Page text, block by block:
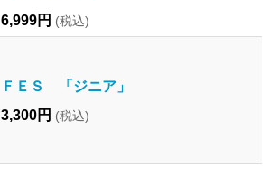
6,999円 (税込)
ＦＥＳ 「ジニア」
3,300円 (税込)